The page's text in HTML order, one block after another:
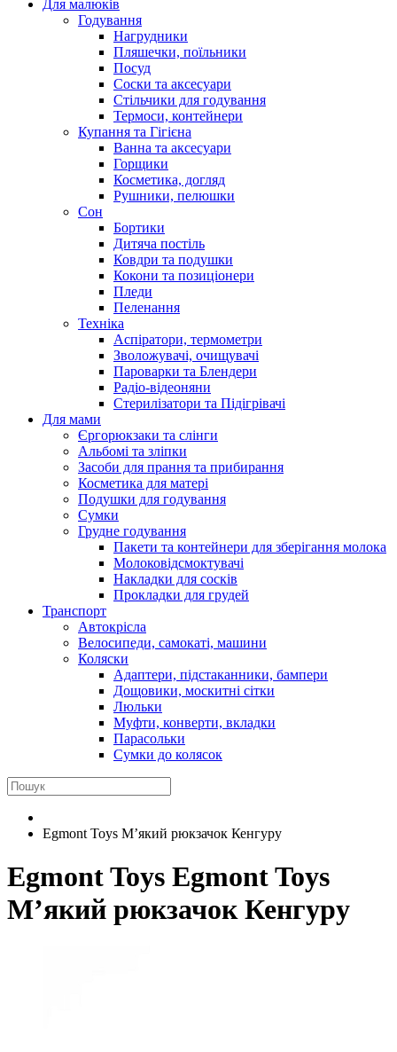
Для малюків
Годування
Нагрудники
Пляшечки, поїльники
Посуд
Соски та аксесуари
Стільчики для годування
Термоси, контейнери
Купання та Гігієна
Ванна та аксесуари
Горщики
Косметика, догляд
Рушники, пелюшки
Сон
Бортики
Дитяча постіль
Ковдри та подушки
Кокони та позиціонери
Пледи
Пеленання
Техніка
Аспіратори, термометри
Зволожувачі, очищувачі
Пароварки та Блендери
Радіо-відеоняни
Стерилізатори та Підігрівачі
Для мами
Єргорюкзаки та слінги
Альбомі та зліпки
Засоби для прання та прибирання
Косметика для матері
Подушки для годування
Сумки
Грудне годування
Пакети та контейнери для зберігання молока
Молоковідсмоктувачі
Накладки для сосків
Прокладки для грудей
Транспорт
Автокрісла
Велосипеди, самокаті, машини
Коляски
Адаптери, підстаканники, бампери
Дощовики, москитні сітки
Люльки
Муфти, конверти, вкладки
Парасольки
Сумки до колясок
Egmont Toys М’який рюкзачок Кенгуру
Egmont Toys Egmont Toys
М’який рюкзачок Кенгуру